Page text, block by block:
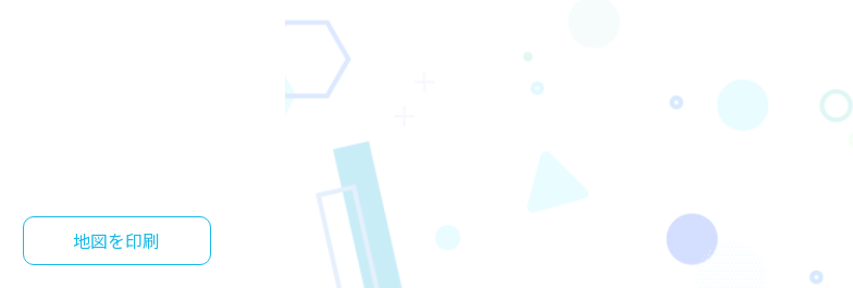
地図を印刷